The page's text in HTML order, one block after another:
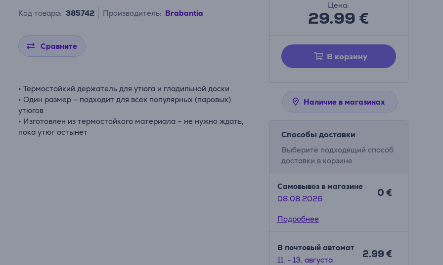
Код товара: 385742 Производитель: Brabantia
Сравните
• Термостойкий держатель для утюга и гладильной доски
• Один размер – подходит для всех популярных (паровых)
утюгов
• Изготовлен из термостойкого материала – не нужно ждать,
пока утюг остынет
Цена:
29.99€
В корзину
Наличие в магазинах
Способы доставки
Выберите подходящий способ
доставки в корзине
Самовывоз в магазине
08.08.2026
0 €
Подробнее
В почтовый автомат
11. - 13. августа
2.99 €